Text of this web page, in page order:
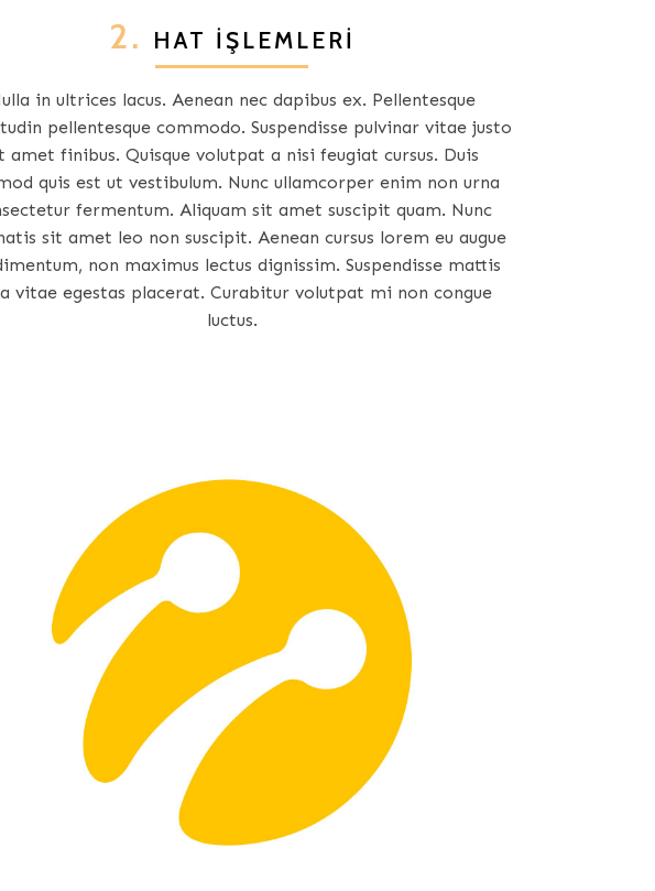
2. HAT IŞLEMLERI
in ultrices lacus. Aenean nec dapibus ex. Pellentesque
pellentesque commodo. Suspendisse pulvinar vitae justo
amet finibus. Quisque volutpat a nisi feugiat cursus. Duis
quis est ut vestibulum. Nunc ullamcorper enim non urna
fermentum. Aliquam sit amet suscipit quam. Nunc
sit amet leo non suscipit. Aenean cursus lorem eu augue
non maximus lectus dignissim. Suspendisse mattis
vitae egestas placerat. Curabitur volutpat mi non congue
luctus.